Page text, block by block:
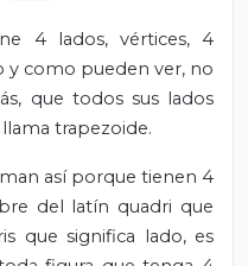
4 lados, vértices, 4
y como pueden ver, no
que todos sus lados
llama trapezoide.
así porque tienen 4
del latín quadri que
que significa lado, es